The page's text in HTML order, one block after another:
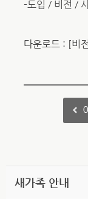
-도입 / 비전 /
다운로드 : [비
새가족 안내